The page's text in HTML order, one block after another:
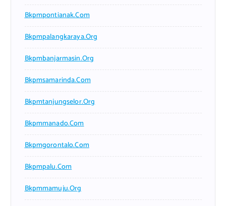
Bkpmpontianak.com
Bkpmpalangkaraya.org
Bkpmbanjarmasin.org
Bkpmsamarinda.com
Bkpmtanjungselor.org
Bkpmmanado.com
Bkpmgorontalo.com
Bkpmpalu.com
Bkpmmamuju.org